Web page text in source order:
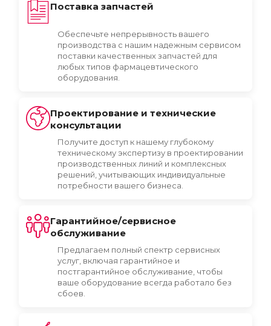
Поставка запчастей
Обеспечьте непрерывность вашего
производства с нашим надежным сервисом
поставки качественных запчастей для
любых типов фармацевтического
оборудования.
Проектирование и технические
консультации
Получите доступ к нашему глубокому
техническому экспертизу в проектировании
производственных линий и комплексных
решений, учитывающих индивидуальные
потребности вашего бизнеса.
Гарантийное/сервисное
обслуживание
Предлагаем полный спектр сервисных
услуг, включая гарантийное и
постгарантийное обслуживание, чтобы
ваше оборудование всегда работало без
сбоев.